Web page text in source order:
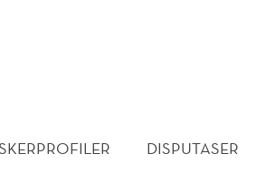
DISPUTASER